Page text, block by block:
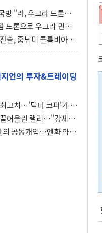
방 "러, 우크라 드론으
공격 검토… 거짓 깃발
드론으로 우크라 민간
격… 시민들 공포감 극
술, 중남미 콜롬비아에
반군·마약카르텔이 습
언의 투자&트레이딩
고치…'닥터 코퍼'가 말
가 달라졌다
어올린 랠리…"강세장
고등"
의 공동개입…엔화 약세